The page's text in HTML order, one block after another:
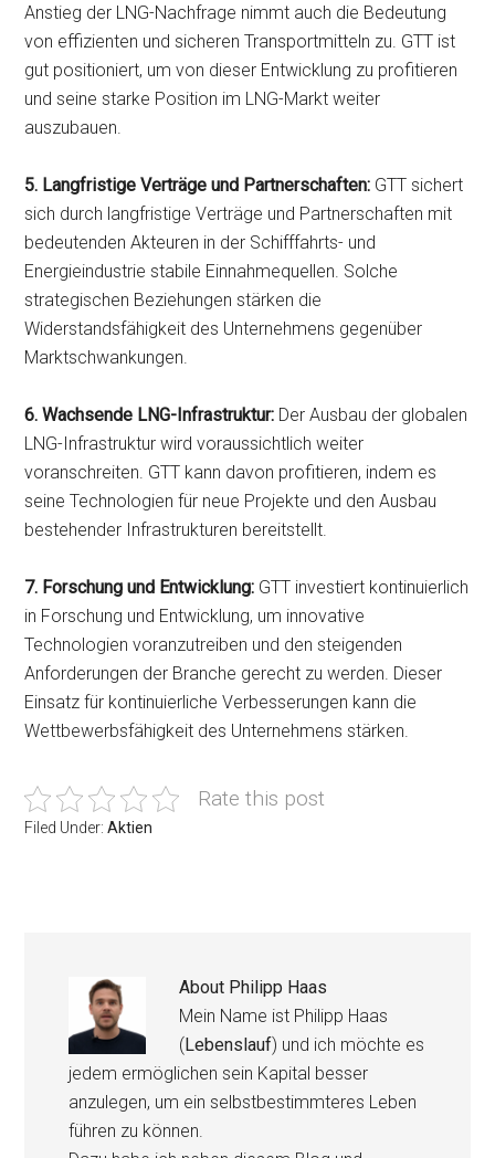
Anstieg der LNG-Nachfrage nimmt auch die Bedeutung
von effizienten und sicheren Transportmitteln zu. GTT ist
gut positioniert, um von dieser Entwicklung zu profitieren
und seine starke Position im LNG-Markt weiter
auszubauen.
5. Langfristige Verträge und Partnerschaften: GTT sichert
sich durch langfristige Verträge und Partnerschaften mit
bedeutenden Akteuren in der Schifffahrts- und
Energieindustrie stabile Einnahmequellen. Solche
strategischen Beziehungen stärken die
Widerstandsfähigkeit des Unternehmens gegenüber
Marktschwankungen.
6. Wachsende LNG-Infrastruktur: Der Ausbau der globalen
LNG-Infrastruktur wird voraussichtlich weiter
voranschreiten. GTT kann davon profitieren, indem es
seine Technologien für neue Projekte und den Ausbau
bestehender Infrastrukturen bereitstellt.
7. Forschung und Entwicklung: GTT investiert kontinuierlich
in Forschung und Entwicklung, um innovative
Technologien voranzutreiben und den steigenden
Anforderungen der Branche gerecht zu werden. Dieser
Einsatz für kontinuierliche Verbesserungen kann die
Wettbewerbsfähigkeit des Unternehmens stärken.
Rate this post
Filed Under:Aktien
About Philipp Haas
Mein Name ist Philipp Haas
(Lebenslauf) und ich möchte es
jedem ermöglichen sein Kapital besser
anzulegen, um ein selbstbestimmteres Leben
führen zu können.